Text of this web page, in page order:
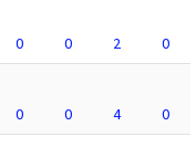
0 0 2
0
0 0 4
0